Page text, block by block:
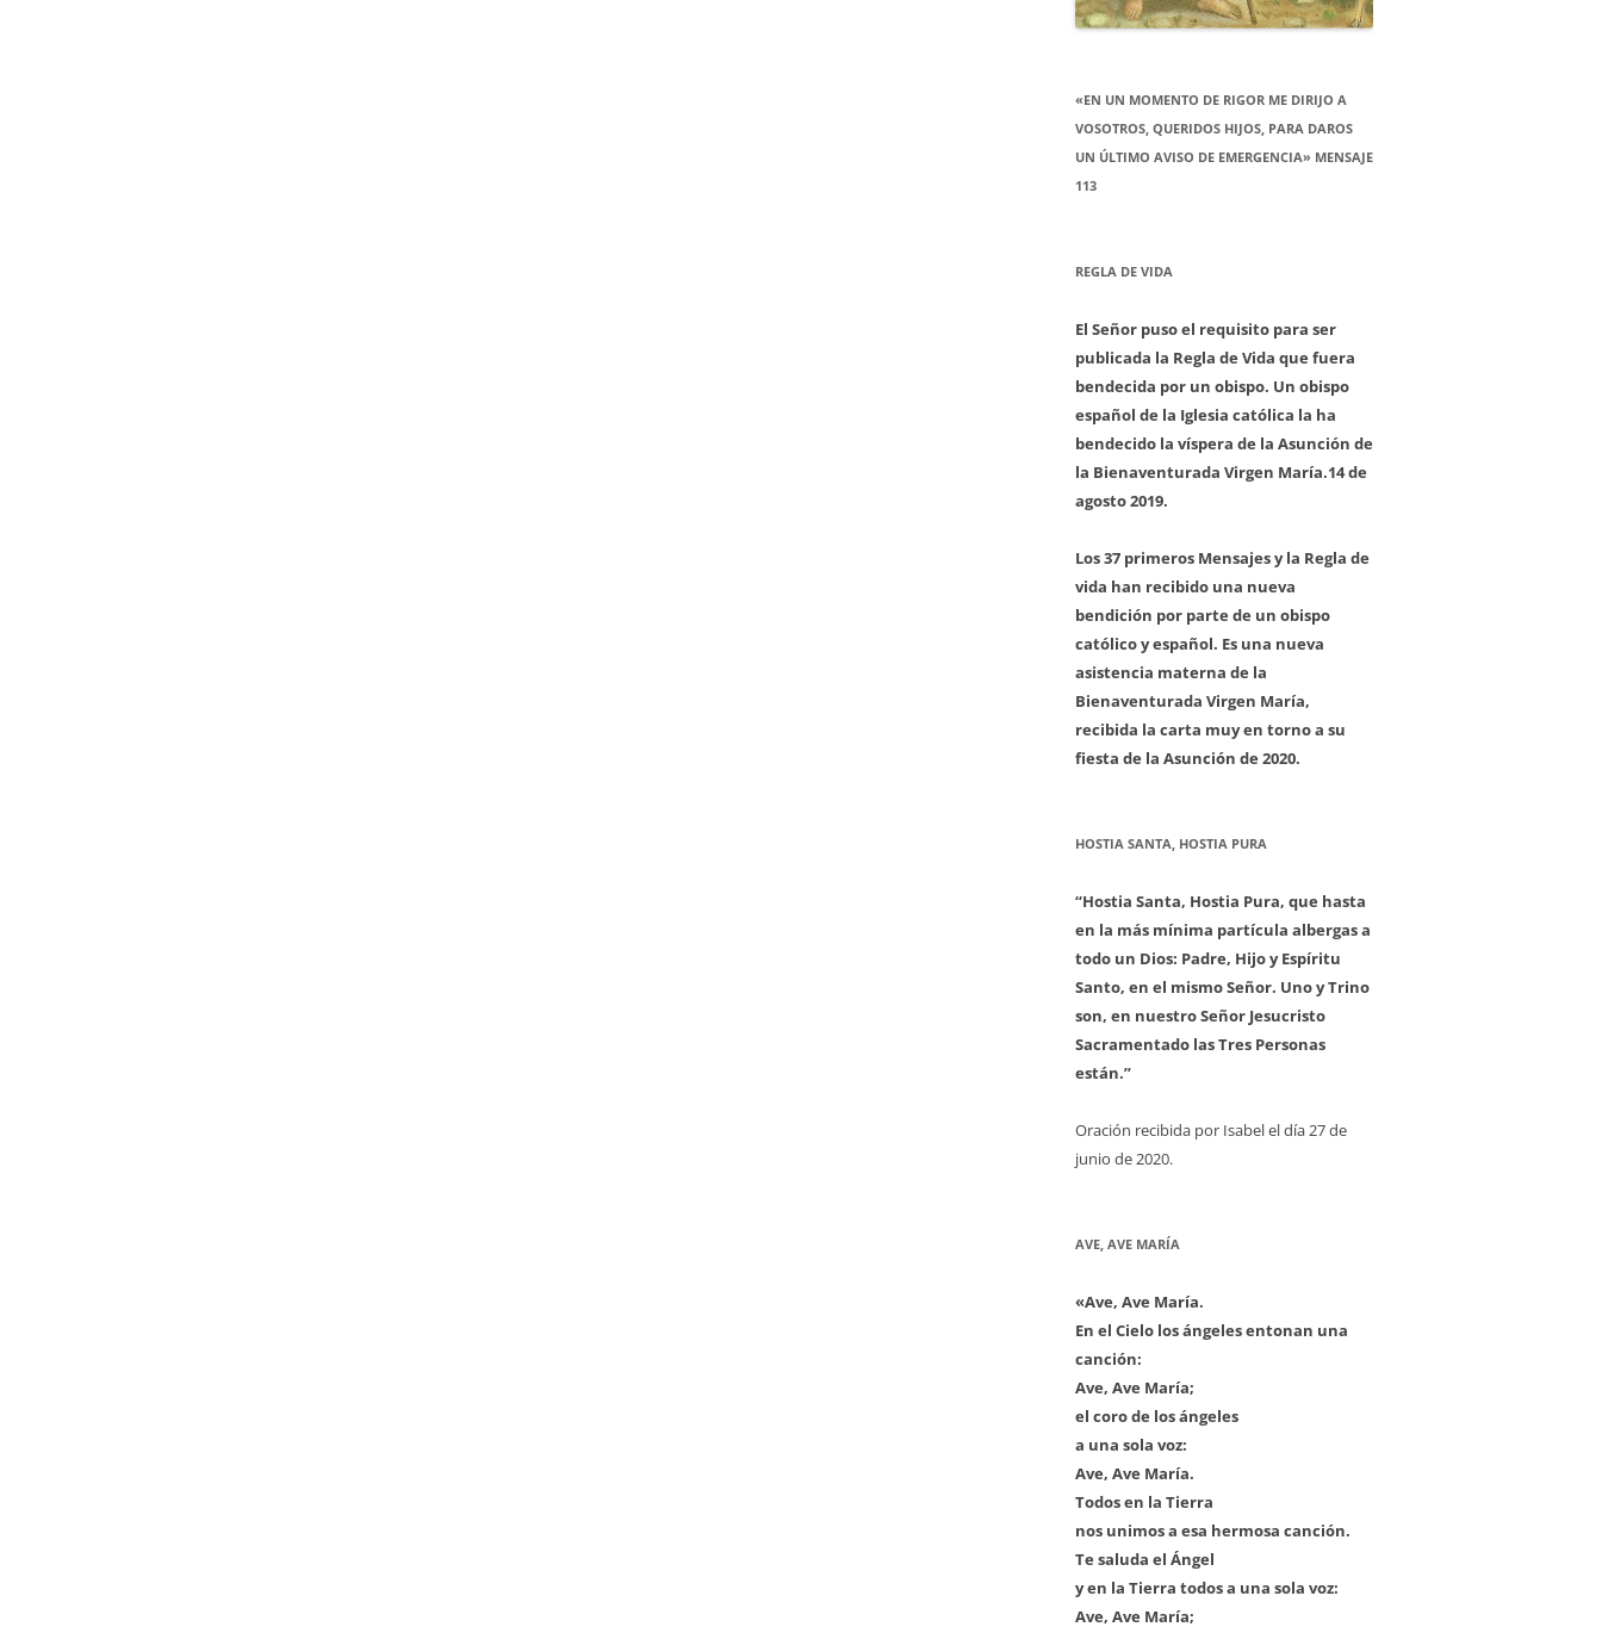
«EN UN MOMENTO DE RIGOR ME DIRIJO A
VOSOTROS, QUERIDOS HIJOS, PARA DAROS
UN ÚLTIMO AVISO DE EMERGENCIA» MENSAJE
113
REGLA DE VIDA
El Señor puso el requisito para ser
publicada la Regla de Vida que fuera
bendecida por un obispo. Un obispo
español de la Iglesia católica la ha
bendecido la víspera de la Asunción de
la Bienaventurada Virgen María.14 de
agosto 2019.
Los 37 primeros Mensajes y la Regla de
vida han recibido una nueva
bendición por parte de un obispo
católico y español. Es una nueva
asistencia materna de la
Bienaventurada Virgen María,
recibida la carta muy en torno a su
fiesta de la Asunción de 2020.
HOSTIA SANTA, HOSTIA PURA
“Hostia Santa, Hostia Pura, que hasta
en la más mínima partícula albergas a
todo un Dios: Padre, Hijo y Espíritu
Santo, en el mismo Señor. Uno y Trino
son, en nuestro Señor Jesucristo
Sacramentado las Tres Personas
están.”
Oración recibida por Isabel el día 27 de
junio de 2020.
AVE, AVE MARÍA
«Ave, Ave María.
En el Cielo los ángeles entonan una
canción:
Ave, Ave María;
el coro de los ángeles
a una sola voz:
Ave, Ave María.
Todos en la Tierra
nos unimos a esa hermosa canción.
Te saluda el Ángel
y en la Tierra todos a una sola voz:
Ave, Ave María;